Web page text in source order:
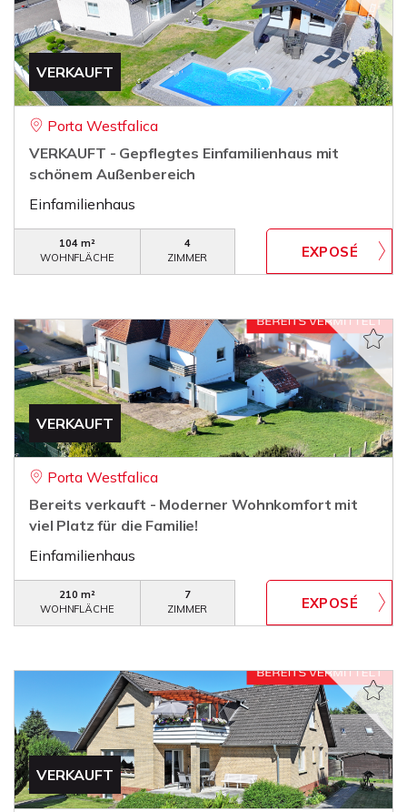
VERKAUFT
Porta Westfalica
VERKAUFT - Gepflegtes Einfamilienhaus mit
schönem Außenbereich
Einfamilienhaus
104 m²
WOHNFLÄCHE
4
ZIMMER
VERKAUFT
Porta Westfalica
Bereits verkauft - Moderner Wohnkomfort mit
viel Platz für die Familie!
Einfamilienhaus
210 m²
WOHNFLÄCHE
7
ZIMMER
VERKAUFT